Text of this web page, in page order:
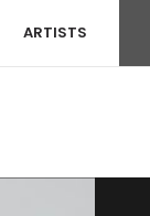
ARTISTS